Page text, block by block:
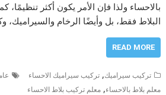
بالاحساء ولذا فإن الأمر يكون أكثر تنظيمًا،
البلاط فقط، بل وأيضًا الرخام والسيراميك،
READ MORE
تركيب سيراميك,تركيب سيراميك الاحساء
معلم بلاط بالاحساء,معلم تركيب بلاط الاحساء